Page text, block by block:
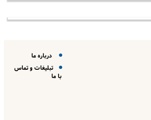
درباره ما
تبلیغات و تماس
با ما